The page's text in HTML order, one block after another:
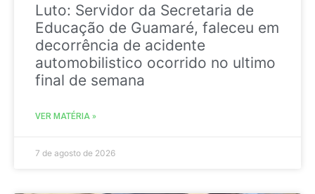
Luto: Servidor da Secretaria de
Educação de Guamaré, faleceu em
decorrência de acidente
automobilistico ocorrido no ultimo
final de semana
VER MATÉRIA »
7 de agosto de 2026